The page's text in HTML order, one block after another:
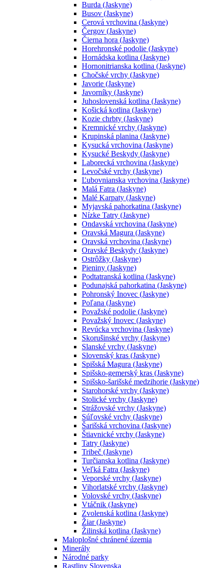
Burda (Jaskyne)
Busov (Jaskyne)
Cerová vrchovina (Jaskyne)
Čergov (Jaskyne)
Čierna hora (Jaskyne)
Horehronské podolie (Jaskyne)
Hornádska kotlina (Jaskyne)
Hornonitrianska kotlina (Jaskyne)
Chočské vrchy (Jaskyne)
Javorie (Jaskyne)
Javorníky (Jaskyne)
Juhoslovenská kotlina (Jaskyne)
Košická kotlina (Jaskyne)
Kozie chrbty (Jaskyne)
Kremnické vrchy (Jaskyne)
Krupinská planina (Jaskyne)
Kysucká vrchovina (Jaskyne)
Kysucké Beskydy (Jaskyne)
Laborecká vrchovina (Jaskyne)
Levočské vrchy (Jaskyne)
Ľubovnianska vrchovina (Jaskyne)
Malá Fatra (Jaskyne)
Malé Karpaty (Jaskyne)
Myjavská pahorkatina (Jaskyne)
Nízke Tatry (Jaskyne)
Ondavská vrchovina (Jaskyne)
Oravská Magura (Jaskyne)
Oravská vrchovina (Jaskyne)
Oravské Beskydy (Jaskyne)
Ostrôžky (Jaskyne)
Pieniny (Jaskyne)
Podtatranská kotlina (Jaskyne)
Podunajská pahorkatina (Jaskyne)
Pohronský Inovec (Jaskyne)
Poľana (Jaskyne)
Považské podolie (Jaskyne)
Považský Inovec (Jaskyne)
Revúcka vrchovina (Jaskyne)
Skorušinské vrchy (Jaskyne)
Slanské vrchy (Jaskyne)
Slovenský kras (Jaskyne)
Spišská Magura (Jaskyne)
Spišsko-gemerský kras (Jaskyne)
Spišsko-šarišské medzihorie (Jaskyne)
Starohorské vrchy (Jaskyne)
Stolické vrchy (Jaskyne)
Strážovské vrchy (Jaskyne)
Súľovské vrchy (Jaskyne)
Šarišská vrchovina (Jaskyne)
Štiavnické vrchy (Jaskyne)
Tatry (Jaskyne)
Tribeč (Jaskyne)
Turčianska kotlina (Jaskyne)
Veľká Fatra (Jaskyne)
Veporské vrchy (Jaskyne)
Vihorlatské vrchy (Jaskyne)
Volovské vrchy (Jaskyne)
Vtáčnik (Jaskyne)
Zvolenská kotlina (Jaskyne)
Žiar (Jaskyne)
Žilinská kotlina (Jaskyne)
Maloplošné chránené územia
Minerály
Národné parky
Rastliny Slovenska